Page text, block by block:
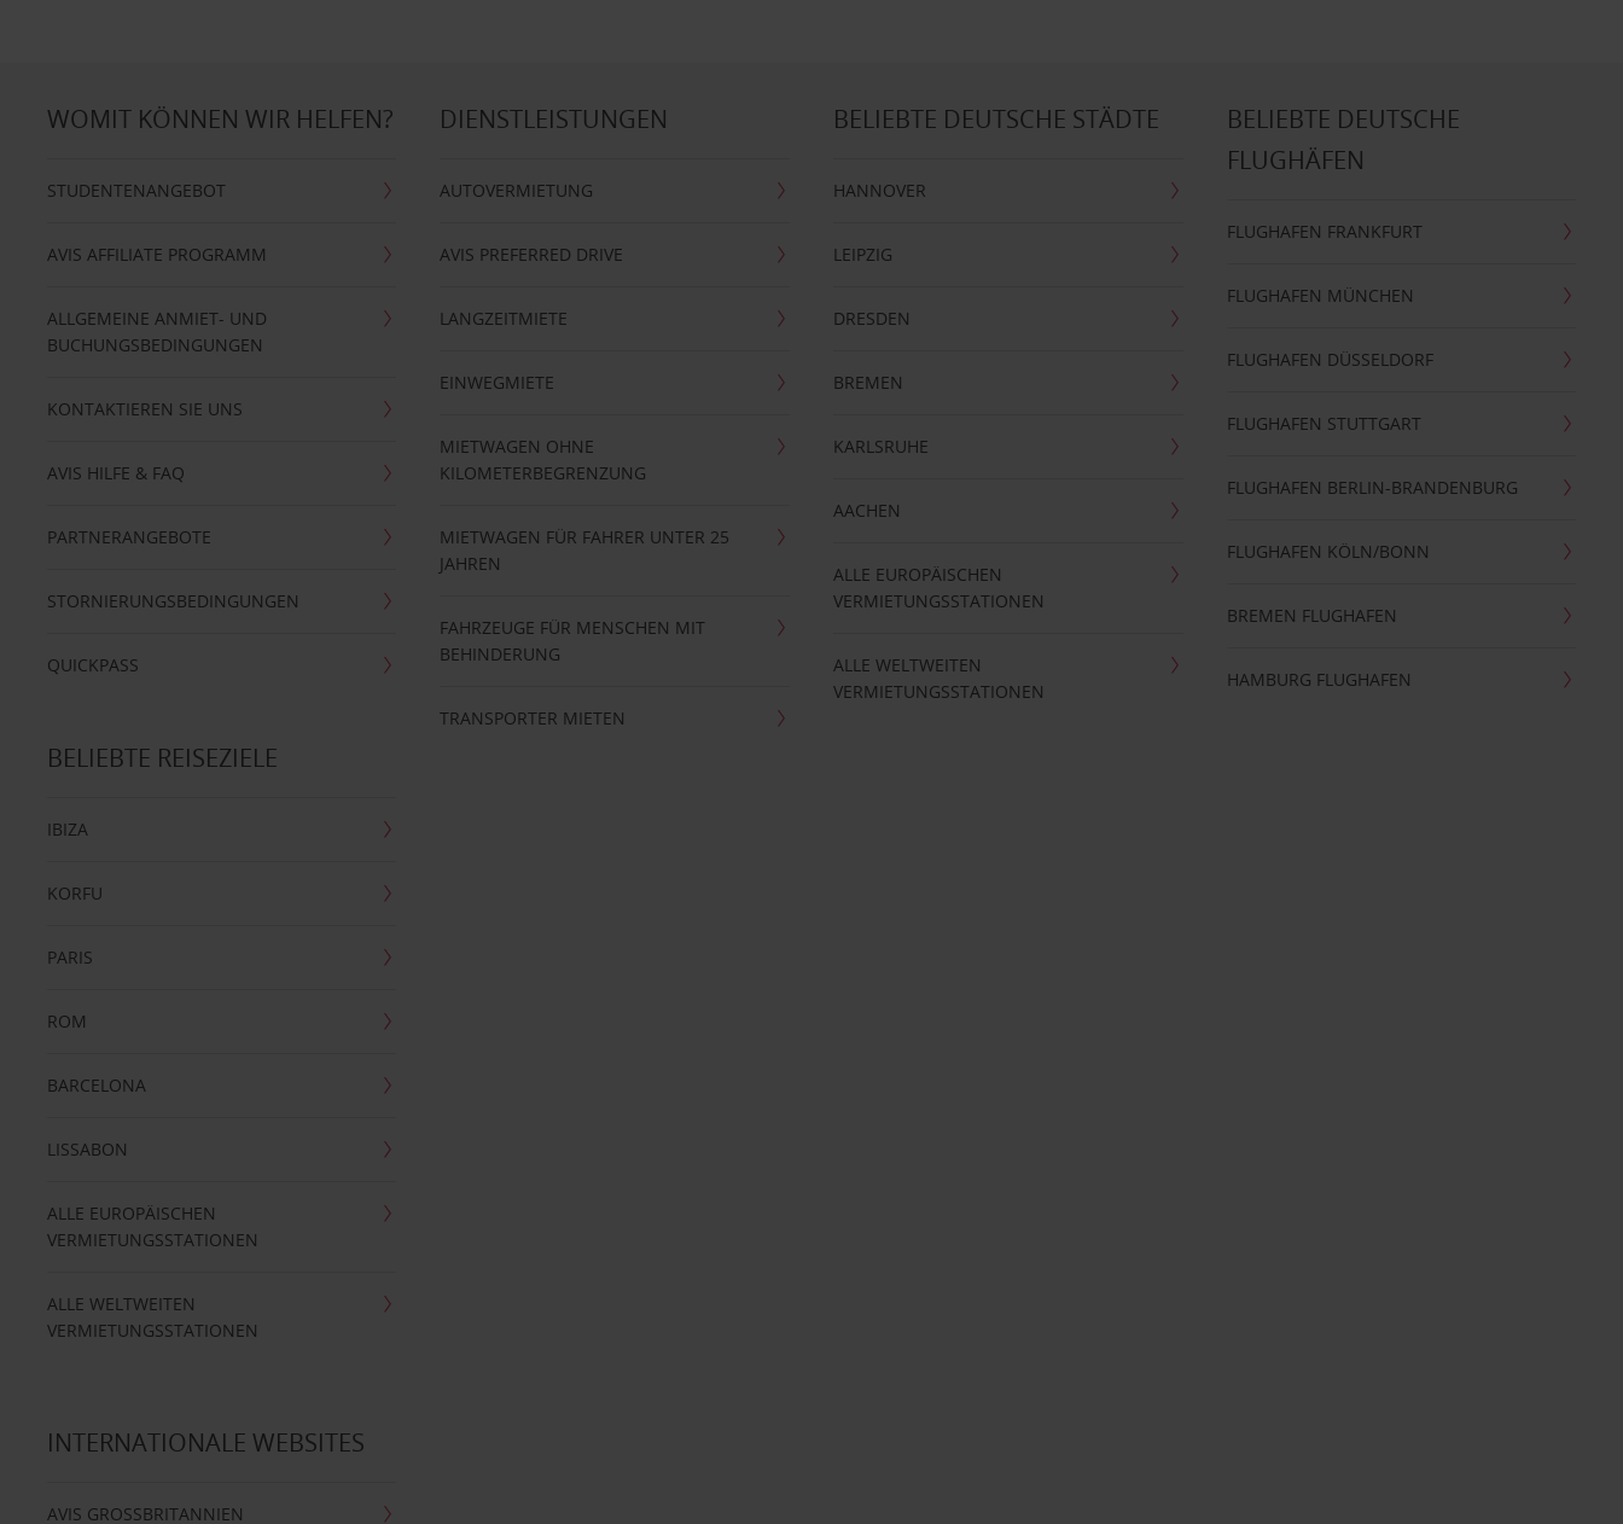
WOMIT KÖNNEN WIR HELFEN?
STUDENTENANGEBOT
AVIS AFFILIATE PROGRAMM
ALLGEMEINE ANMIET- UND
BUCHUNGSBEDINGUNGEN
KONTAKTIEREN SIE UNS
AVIS HILFE & FAQ
PARTNERANGEBOTE
STORNIERUNGSBEDINGUNGEN
QUICKPASS
DIENSTLEISTUNGEN
AUTOVERMIETUNG
AVIS PREFERRED DRIVE
LANGZEITMIETE
EINWEGMIETE
MIETWAGEN OHNE
KILOMETERBEGRENZUNG
MIETWAGEN FÜR FAHRER UNTER 25
JAHREN
FAHRZEUGE FÜR MENSCHEN MIT
BEHINDERUNG
TRANSPORTER MIETEN
BELIEBTE DEUTSCHE STÄDTE
HANNOVER
LEIPZIG
DRESDEN
BREMEN
KARLSRUHE
AACHEN
ALLE EUROPÄISCHEN
VERMIETUNGSSTATIONEN
ALLE WELTWEITEN
VERMIETUNGSSTATIONEN
BELIEBTE DEUTSCHE
FLUGHÄFEN
FLUGHAFEN FRANKFURT
FLUGHAFEN MÜNCHEN
FLUGHAFEN DÜSSELDORF
FLUGHAFEN STUTTGART
FLUGHAFEN BERLIN-BRANDENBURG
FLUGHAFEN KÖLN/BONN
BREMEN FLUGHAFEN
HAMBURG FLUGHAFEN
BELIEBTE REISEZIELE
IBIZA
KORFU
PARIS
ROM
BARCELONA
LISSABON
ALLE EUROPÄISCHEN
VERMIETUNGSSTATIONEN
ALLE WELTWEITEN
VERMIETUNGSSTATIONEN
INTERNATIONALE WEBSITES
AVIS GROSSBRITANNIEN